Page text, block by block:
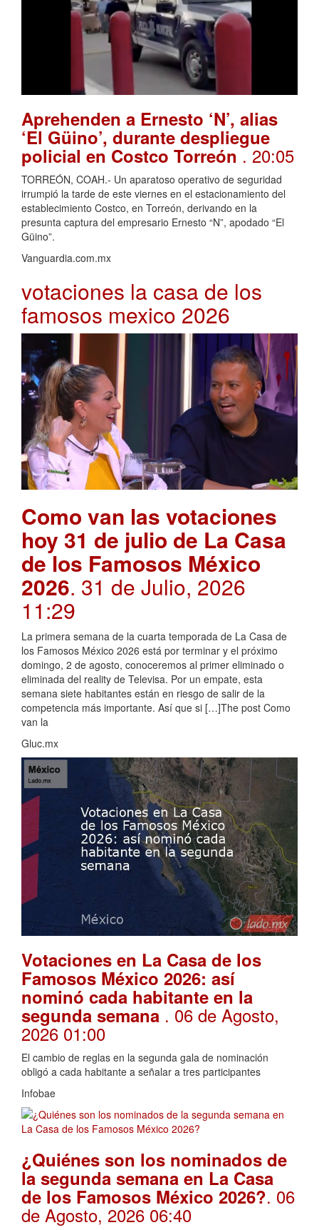
Aprehenden a Ernesto ‘N’, alias
‘El Güino’, durante despliegue
policial en Costco Torreón. 20:05
TORREÓN, COAH.- Un aparatoso operativo de seguridad
irrumpió la tarde de este viernes en el estacionamiento del
establecimiento Costco, en Torreón, derivando en la
presunta captura del empresario Ernesto “N”, apodado “El
Güino”.
Vanguardia.com.mx
votaciones la casa de los
famosos mexico 2026
Como van las votaciones
hoy 31 de julio de La Casa
de los Famosos México
2026. 31 de Julio, 2026
11:29
La primera semana de la cuarta temporada de La Casa de
los Famosos México 2026 está por terminar y el próximo
domingo, 2 de agosto, conoceremos al primer eliminado o
eliminada del reality de Televisa. Por un empate, esta
semana siete habitantes están en riesgo de salir de la
competencia más importante. Así que si […]The post Como
van la
Gluc.mx
Votaciones en La Casa de los
Famosos México 2026: así
nominó cada habitante en la
segunda semana . 06 de Agosto,
2026 01:00
El cambio de reglas en la segunda gala de nominación
obligó a cada habitante a señalar a tres participantes
Infobae
¿Quiénes son los nominados de
la segunda semana en La Casa
de los Famosos México 2026?. 06
de Agosto, 2026 06:40